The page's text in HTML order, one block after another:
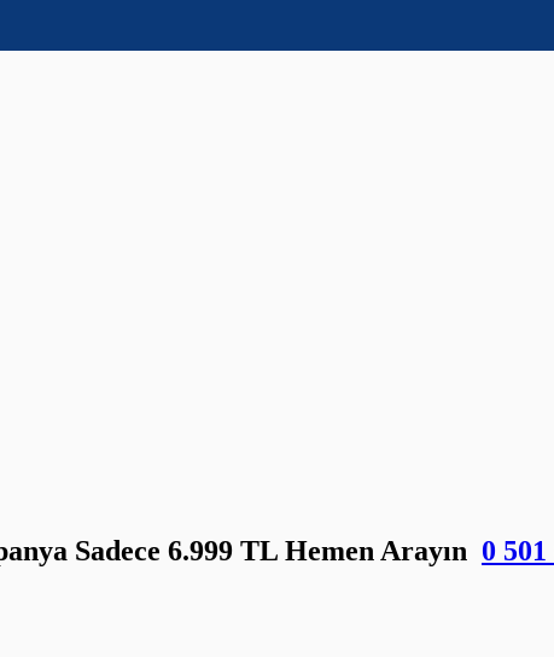
Sadece 6.999 TL Hemen Arayın 0